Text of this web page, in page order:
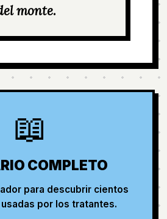
monte.
📖
COMPLETO
para descubrir cientos
por los tratantes.